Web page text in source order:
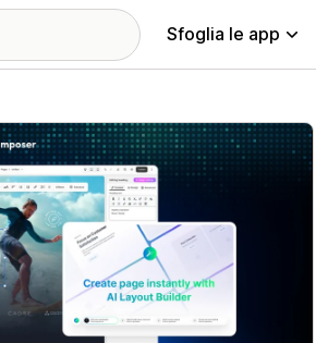
Sfoglia le app